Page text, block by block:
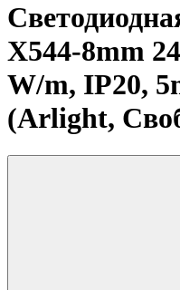
X544-8mm
W/m, IP20,
(Arlight,